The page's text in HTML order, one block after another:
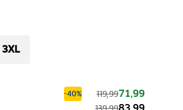
3XL
-40% 119,9971,99